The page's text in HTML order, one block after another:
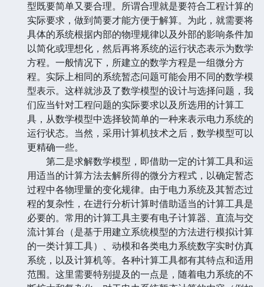
型既要简单又要合理。所谓合理就是要符合工程计算的
实际要求，做到简要才能方便于解算。为此，就需要将
具体的系统根据内部的物理规律以及外部的影响条件加
以简化或理想化，然后再将系统的运行状态表示为数学
方程。一般情况下，所建立的数学方程是一组微分方
程。实际上相同的系统暂态问题可能会用不同的数学模
型表示。这样就涉及了数学模型的设计与选择问题，我
们应当针对工程问题的实际要求以及所选用的计算工
具，从数学模型中选择较简单的一种来表示电力系统的
运行状态。当然，采用计算机技术之后，数学模型可以
更精确一些。
第二是求解数学模型，即借助一定的计算工具和运
用适当的计算方法去解所得的微分方程式，以确定暂态
过程中各物理量的变化规律。由于电力系统及其暂态过
程的复杂性，在进行分析计算时借助适当的计算工具是
必要的。常用的计算工具主要有电子计算器、直流与交
流计算台（是基于用建立系统模型的方法进行模拟计算
的一类计算工具）、动模和各类电力系统数字实时仿真
系统，以及计算机等。各种计算工具都有其特点和适用
范围。这里需要特别提及的一点是，随着电力系统的不